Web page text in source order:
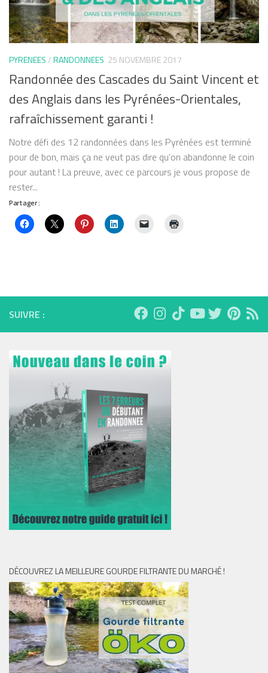
PYRENEES/RANDONNEES 25 NOVEMBRE 2017
Randonnée des Cascades du Saint Vincent et
des Anglais dans les Pyrénées-Orientales,
rafraîchissement garanti !
Notre défi des 12 randonnées dans les Pyrénées est terminé
pour de bon, mais ça ne veut pas dire qu’on abandonne le coin
pour autant ! La preuve, avec ce parcours je vous propose de
rester...
Partager :
SUIVRE :
DÉCOUVREZ LA MEILLEURE GOURDE FILTRANTE DU MARCHÉ !